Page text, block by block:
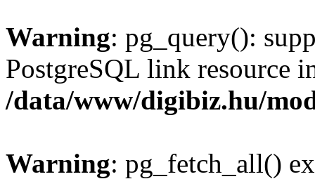
Warning: pg_query():
PostgreSQL link resource
/data/www/digibiz.hu/
Warning: pg_fetch_all()